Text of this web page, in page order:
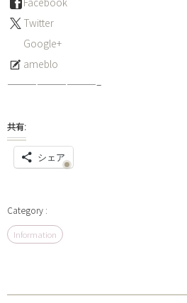
Twitter
Google+
ameblo
—————————–
共有:
シェア
Information